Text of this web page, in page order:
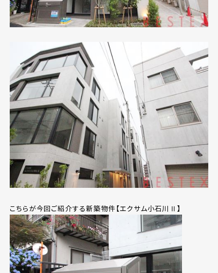
こちらが今回ご紹介する新築物件【エクサム小石川Ⅱ】